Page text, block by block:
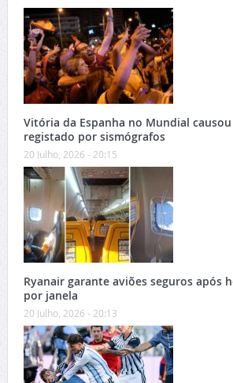
Vitória da Espanha no Mundial causou
registado por sismógrafos
20 Julho, 2026 - 20:15
Ryanair garante aviões seguros após
por janela
20 Julho, 2026 - 20:13